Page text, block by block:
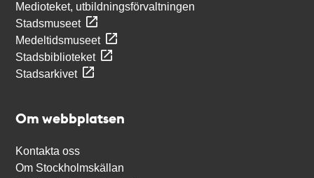
Medioteket, utbildningsförvaltningen
Stadsmuseet
Medeltidsmuseet
Stadsbiblioteket
Stadsarkivet
Om webbplatsen
Kontakta oss
Om Stockholmskällan